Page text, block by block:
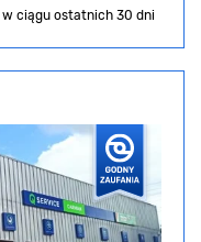
w ciągu ostatnich 30 dni